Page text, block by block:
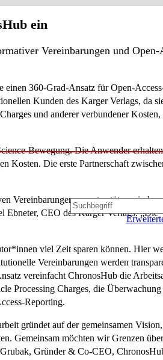
ein
Vereinbarungen und Open-
einen 360-Grad-Ansatz für Open-
Kunden des Karger Verlags, da
und anderer verbundener Kosten,
Bewegung. Die Anwender
Kosten. Die erste Partnerschaft
Vereinbarungen zu unterstützen,
Ebneter, CEO des Karger Verlags. „Die
viel Zeit sparen können. Hier
Vereinbarungen werden
vereinfacht ChronosHub die
Processing Charges, die
Reporting.
gründet auf der gemeinsamen
Gemeinsam möchten wir Grenzen
Gründer & Co-CEO,